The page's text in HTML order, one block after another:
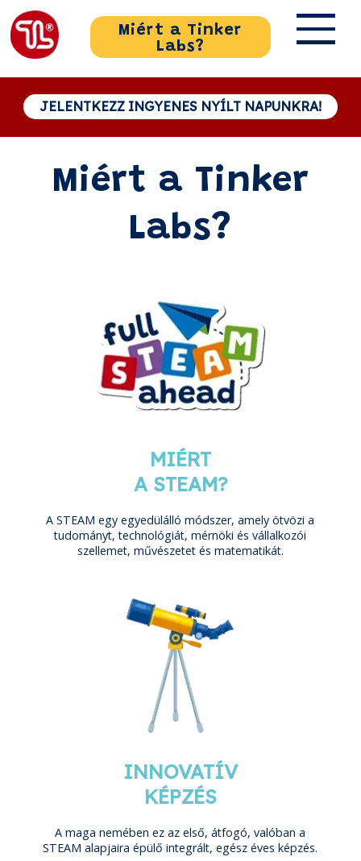
Miért a Tinker
Labs?
JELENTKEZZ INGYENES NYÍLT NAPUNKRA!
Miért a Tinker
Labs?
MIÉRT
A STEAM?
A STEAM egy egyedülálló módszer, amely ötvözi a
tudományt, technológiát, mérnöki és vállalkozói
szellemet, művészetet és matematikát.
INNOVATÍV
KÉPZÉS
A maga nemében ez az első, átfogó, valóban a
STEAM alapjaira épülő integrált, egész éves képzés.